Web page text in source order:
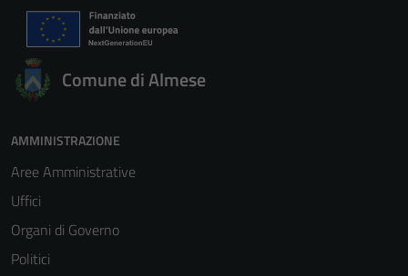
Comune di Almese
AMMINISTRAZIONE
Aree Amministrative
Uffici
Organi di Governo
Politici